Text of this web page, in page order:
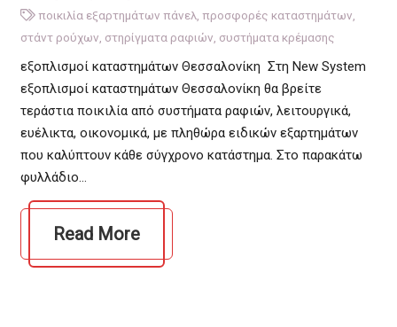
ποικιλία εξαρτημάτων πάνελ προσφορές καταστημάτων
στάντ ρούχων στηρίγματα ραφιών συστήματα κρέμασης
εξοπλισμοί καταστημάτων Θεσσαλονίκη Στη New System
εξοπλισμοί καταστημάτων Θεσσαλονίκη θα βρείτε
τεράστια ποικιλία από συστήματα ραφιών, λειτουργικά,
ευέλικτα, οικονομικά, με πληθώρα ειδικών εξαρτημάτων
που καλύπτουν κάθε σύγχρονο κατάστημα. Στο παρακάτω
φυλλάδιο…
Read More